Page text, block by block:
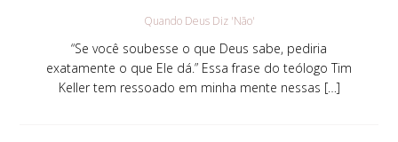
BLOG
SOBRE
Quando Deus Diz 'Não'
“Se você soubesse o que Deus sabe, pediria
exatamente o que Ele dá.” Essa frase do teólogo Tim
Keller tem ressoado em minha mente nessas […]